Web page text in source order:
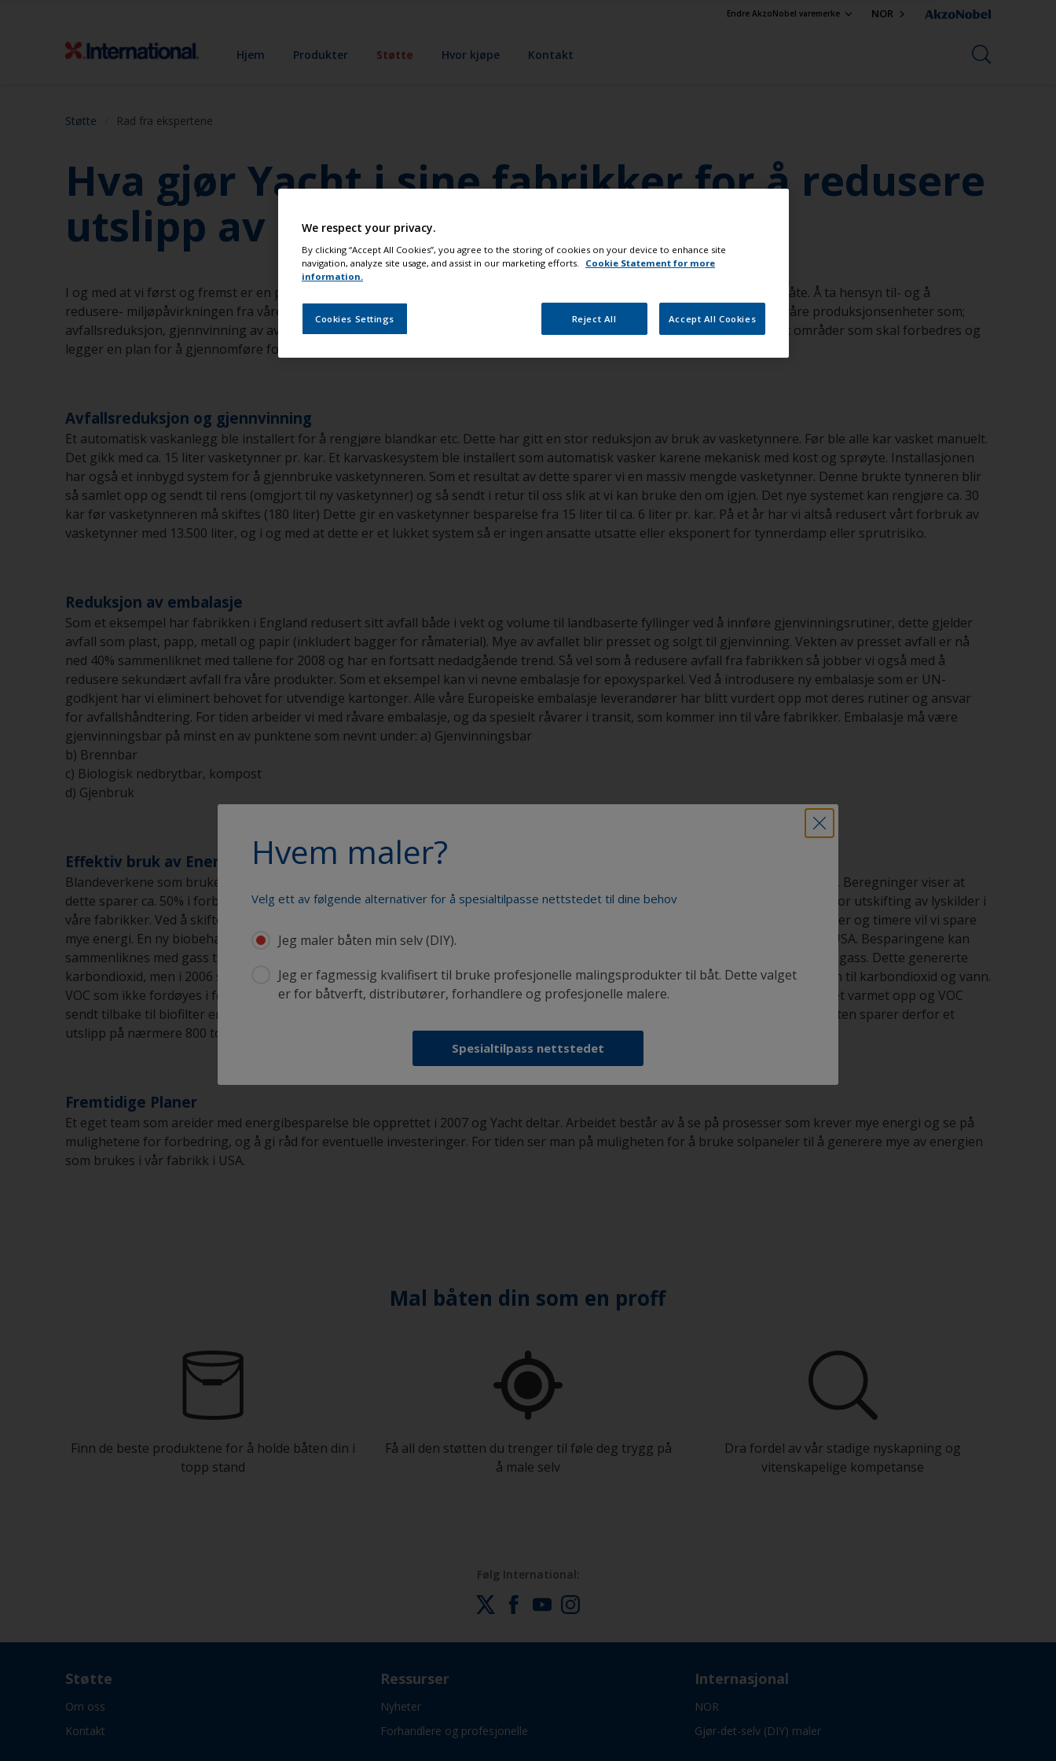
Endre AkzoNobel varemerke NOR
Hjem Produkter Støtte Hvor kjøpe Kontakt
Støtte Rad fra ekspertene
Hva gjør Yacht i sine fabrikker for å redusere
utslipp av drihusgasser til miljøet?
I og med at vi først og fremst er en produsent av båtmaling, så må vi sikre at våre aktiviteter blir utført på en ansvarsfull måte. Å ta hensyn til- og å
redusere- miljøpåvirkningen fra våre aktiviteter er vår forretningspolitikk. Dette har ledet til en rekke forbedringer innen våre produksjonsenheter som;
avfallsreduksjon, gjennvinning av avfall, gjennvinning av embalasje, mer effektiv utnyttelse av energi. Hvert år plukker vi ut områder som skal forbedres og
legger en plan for å gjennomføre forbedringene
Avfallsreduksjon og gjennvinning
Et automatisk vaskanlegg ble installert for å rengjøre blandkar etc. Dette har gitt en stor reduksjon av bruk av vasketynnere. Før ble alle kar vasket manuelt.
Det gikk med ca. 15 liter vasketynner pr. kar. Et karvaskesystem ble installert som automatisk vasker karene mekanisk med kost og sprøyte. Installasjonen
har også et innbygd system for å gjennbruke vasketynneren. Som et resultat av dette sparer vi en massiv mengde vasketynner. Denne brukte tynneren blir
så samlet opp og sendt til rens (omgjort til ny vasketynner) og så sendt i retur til oss slik at vi kan bruke den om igjen. Det nye systemet kan rengjøre ca. 30
kar før vasketynneren må skiftes (180 liter) Dette gir en vasketynner besparelse fra 15 liter til ca. 6 liter pr. kar. På et år har vi altså redusert vårt forbruk av
vasketynner med 13.500 liter, og i og med at dette er et lukket system så er ingen ansatte utsatte eller eksponert for tynnerdamp eller sprutrisiko.
Reduksjon av embalasje
Som et eksempel har fabrikken i England redusert sitt avfall både i vekt og volume til landbaserte fyllinger ved å innføre gjenvinningsrutiner, dette gjelder
avfall som plast, papp, metall og papir (inkludert bagger for råmaterial). Mye av avfallet blir presset og solgt til gjenvinning. Vekten av presset avfall er nå
ned 40% sammenliknet med tallene for 2008 og har en fortsatt nedadgående trend. Så vel som å redusere avfall fra fabrikken så jobber vi også med å
redusere sekundært avfall fra våre produkter. Som et eksempel kan vi nevne embalasje for epoxysparkel. Ved å introdusere ny embalasje som er UN-
godkjent har vi eliminert behovet for utvendige kartonger. Alle våre Europeiske embalasje leverandører har blitt vurdert opp mot deres rutiner og ansvar
for avfallshåndtering. For tiden arbeider vi med råvare embalasje, og da spesielt råvarer i transit, som kommer inn til våre fabrikker. Embalasje må være
gjenvinningsbar på minst en av punktene som nevnt under: a) Gjenvinningsbar
b) Brennbar
c) Biologisk nedbrytbar, kompost
d) Gjenbruk
Effektiv bruk av Energi
Blandeverkene som brukes for å lage maling i fabrikken har blitt modifisert og motorenes kraft er redusert noe som sparer energi. Beregninger viser at
dette sparer ca. 50% i forbruk av energi. Dette sparer nok til å forsyne 212 husholdninger med strøm i 1 år. Vi har hatt et program for utskifting av lyskilder i
våre fabrikker. Ved å skifte til mer energisparende lyskilder og bytte ut gamle koblinger og kabler, samt installere bevegelsesensorer og timere vil vi spare
mye energi. En ny biobehandlingsfasilitet for VOC har bidratt til en dramatisk nedgang i forbruk av energi ved vår fabrikk i Union, USA. Besparingene kan
sammenliknes med gass til 129 husholdninger i et år. Før brente vi all VOC som ble generert i en brenner som også brukte naturlig gass. Dette genererte
karbondioxid, men i 2006 skiftet vi ut dette med en miljøvennlig bakteriell løsning. Denne enheten fordøyer VOC og konverterer den til karbondioxid og vann.
VOC som ikke fordøyes i første omgang går gjennom enheten og fanges opp av aktiv karbon. Under produksjon blir dette karbonet varmet opp og VOC
sendt tilbake til biofilter enheten. Dette gjør prosessen meget økonomisk og effektiv, og vi oppnår 96% reduksjon av VOC. Bioenheten sparer derfor et
utslipp på nærmere 800 tonn av CO2 pr. år sammenliknet med hvordan det ble gjort før.
Fremtidige Planer
Et eget team som areider med energibesparelse ble opprettet i 2007 og Yacht deltar. Arbeidet består av å se på prosesser som krever mye energi og se på
mulighetene for forbedring, og å gi råd for eventuelle investeringer. For tiden ser man på muligheten for å bruke solpaneler til å generere mye av energien
som brukes i vår fabrikk i USA.
Hvem maler?
Velg ett av følgende alternativer for å spesialtilpasse nettstedet til dine behov
Jeg maler båten min selv (DIY).
Jeg er fagmessig kvalifisert til bruke profesjonelle malingsprodukter til båt. Dette valget
er for båtverft, distributører, forhandlere og profesjonelle malere.
Spesialtilpass nettstedet
Mal båten din som en proff
Finn de beste produktene for å holde båten din i
topp stand
Få all den støtten du trenger til føle deg trygg på
å male selv
Dra fordel av vår stadige nyskapning og
vitenskapelige kompetanse
Følg International:
Støtte
Om oss
Kontakt
Ressurser
Nyheter
Forhandlere og profesjonelle
Internasjonal
NOR
Gjør-det-selv (DIY) maler
We respect your privacy.
By clicking “Accept All Cookies”, you agree to the storing of cookies on your device to enhance site
navigation, analyze site usage, and assist in our marketing efforts.
Cookie Statement for more
information.
Cookies Settings Reject All Accept All Cookies